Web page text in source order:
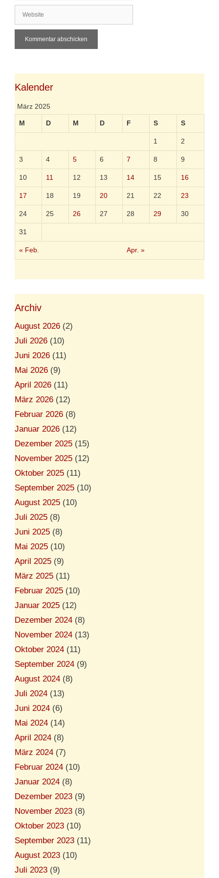
l
Kalender
März 2025
M D M D F S S
« Feb. Apr. »
1 2
3 4 5 6 7 8 9
10 11 12 13 14 15 16
17 18 19 20 21 22 23
24 25 26 27 28 29 30
31
Archiv
August 2026 (2)
Juli 2026 (10)
Juni 2026 (11)
Mai 2026 (9)
April 2026 (11)
März 2026 (12)
Februar 2026 (8)
Januar 2026 (12)
Dezember 2025 (15)
November 2025 (12)
Oktober 2025 (11)
September 2025 (10)
August 2025 (10)
Juli 2025 (8)
Juni 2025 (8)
Mai 2025 (10)
April 2025 (9)
März 2025 (11)
Februar 2025 (10)
Januar 2025 (12)
Dezember 2024 (8)
November 2024 (13)
Oktober 2024 (11)
September 2024 (9)
August 2024 (8)
Juli 2024 (13)
Juni 2024 (6)
Mai 2024 (14)
April 2024 (8)
März 2024 (7)
Februar 2024 (10)
Januar 2024 (8)
Dezember 2023 (9)
November 2023 (8)
Oktober 2023 (10)
September 2023 (11)
August 2023 (10)
Juli 2023 (9)